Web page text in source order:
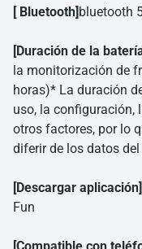
[ Bluetooth]bluetooth
[Duración de la
la monitorización de
horas)* La duración
uso, la configuración,
otros factores, por lo
diferir de los datos
[Descargar aplicación]
Fun
[Compatible con